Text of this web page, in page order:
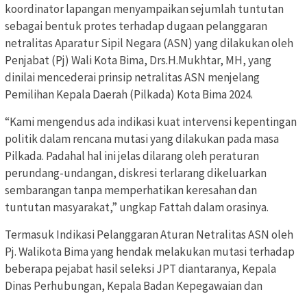
koordinator lapangan menyampaikan sejumlah tuntutan
sebagai bentuk protes terhadap dugaan pelanggaran
netralitas Aparatur Sipil Negara (ASN) yang dilakukan oleh
Penjabat (Pj) Wali Kota Bima, Drs.H.Mukhtar, MH, yang
dinilai mencederai prinsip netralitas ASN menjelang
Pemilihan Kepala Daerah (Pilkada) Kota Bima 2024.
“Kami mengendus ada indikasi kuat intervensi kepentingan
politik dalam rencana mutasi yang dilakukan pada masa
Pilkada. Padahal hal ini jelas dilarang oleh peraturan
perundang-undangan, diskresi terlarang dikeluarkan
sembarangan tanpa memperhatikan keresahan dan
tuntutan masyarakat,” ungkap Fattah dalam orasinya.
Termasuk Indikasi Pelanggaran Aturan Netralitas ASN oleh
Pj. Walikota Bima yang hendak melakukan mutasi terhadap
beberapa pejabat hasil seleksi JPT diantaranya, Kepala
Dinas Perhubungan, Kepala Badan Kepegawaian dan